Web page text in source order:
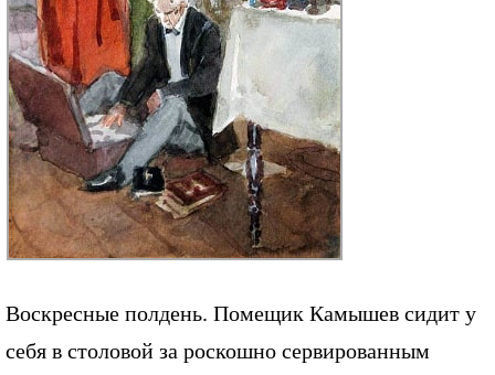
Воскресные полдень. Помещик Камышев сидит у
себя в столовой за роскошно сервированным